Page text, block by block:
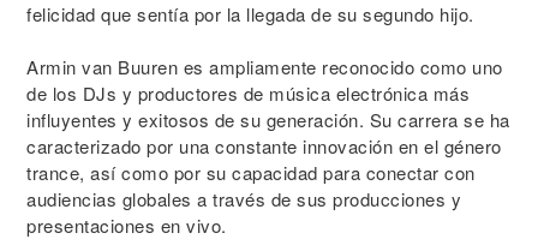
felicidad que sentía por la llegada de su segundo hijo.
Armin van Buuren es ampliamente reconocido como uno
de los DJs y productores de música electrónica más
influyentes y exitosos de su generación. Su carrera se ha
caracterizado por una constante innovación en el género
trance, así como por su capacidad para conectar con
audiencias globales a través de sus producciones y
presentaciones en vivo.